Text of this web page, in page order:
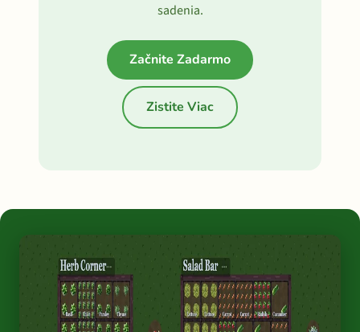
sadenia.
Začnite Zadarmo
Zistite Viac